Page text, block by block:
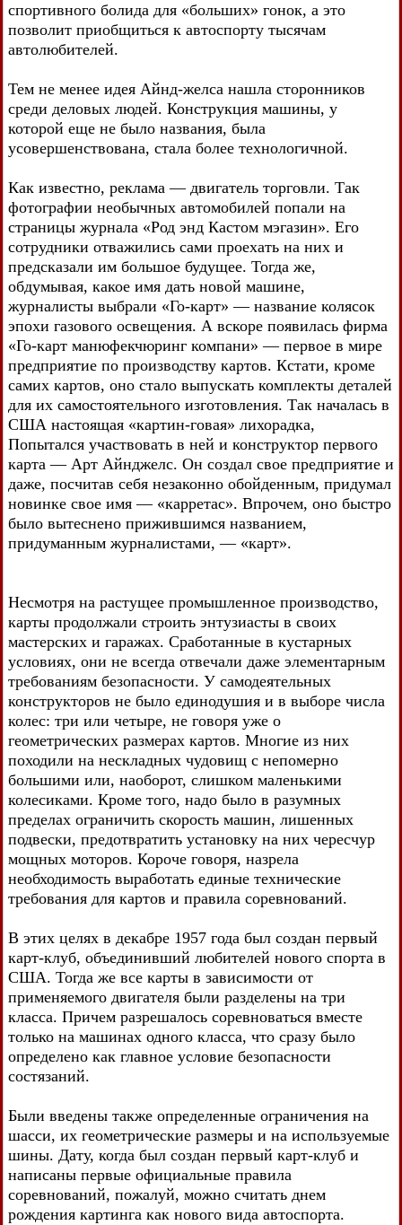
спортивного болида для «больших» гонок, а это
позволит приобщиться к автоспорту тысячам
автолюбителей.
Тем не менее идея Айнд-желса нашла сторонников
среди деловых людей. Конструкция машины, у
которой еще не было названия, была
усовершенствована, стала более технологичной.
Как известно, реклама — двигатель торговли. Так
фотографии необычных автомобилей попали на
страницы журнала «Род энд Кастом мэгазин». Его
сотрудники отважились сами проехать на них и
предсказали им большое будущее. Тогда же,
обдумывая, какое имя дать новой машине,
журналисты выбрали «Го-карт» — название колясок
эпохи газового освещения. А вскоре появилась фирма
«Го-карт манюфекчюринг компани» — первое в мире
предприятие по производству картов. Кстати, кроме
самих картов, оно стало выпускать комплекты деталей
для их самостоятельного изготовления. Так началась в
США настоящая «картин-говая» лихорадка,
Попытался участвовать в ней и конструктор первого
карта — Арт Айнджелс. Он создал свое предприятие и
даже, посчитав себя незаконно обойденным, придумал
новинке свое имя — «карретас». Впрочем, оно быстро
было вытеснено прижившимся названием,
придуманным журналистами, — «карт».
Несмотря на растущее промышленное производство,
карты продолжали строить энтузиасты в своих
мастерских и гаражах. Сработанные в кустарных
условиях, они не всегда отвечали даже элементарным
требованиям безопасности. У самодеятельных
конструкторов не было единодушия и в выборе числа
колес: три или четыре, не говоря уже о
геометрических размерах картов. Многие из них
походили на нескладных чудовищ с непомерно
большими или, наоборот, слишком маленькими
колесиками. Кроме того, надо было в разумных
пределах ограничить скорость машин, лишенных
подвески, предотвратить установку на них чересчур
мощных моторов. Короче говоря, назрела
необходимость выработать единые технические
требования для картов и правила соревнований.
В этих целях в декабре 1957 года был создан первый
карт-клуб, объединивший любителей нового спорта в
США. Тогда же все карты в зависимости от
применяемого двигателя были разделены на три
класса. Причем разрешалось соревноваться вместе
только на машинах одного класса, что сразу было
определено как главное условие безопасности
состязаний.
Были введены также определенные ограничения на
шасси, их геометрические размеры и на используемые
шины. Дату, когда был создан первый карт-клуб и
написаны первые официальные правила
соревнований, пожалуй, можно считать днем
рождения картинга как нового вида автоспорта.